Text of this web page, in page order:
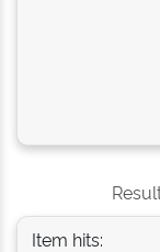
Item hits: